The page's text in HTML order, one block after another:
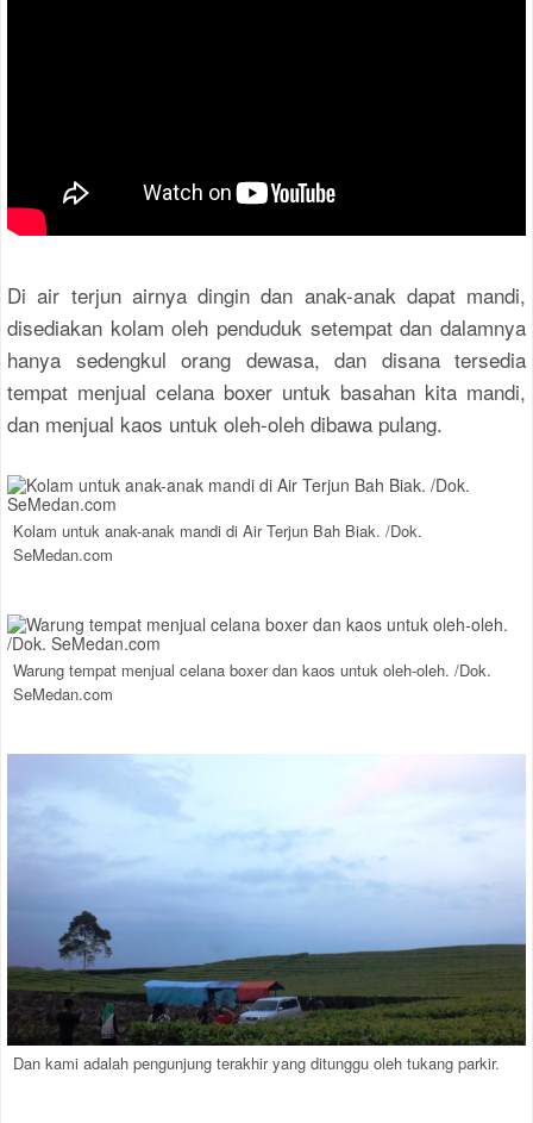
Di air terjun airnya dingin dan anak-anak dapat mandi,
disediakan kolam oleh penduduk setempat dan dalamnya
hanya sedengkul orang dewasa, dan disana tersedia
tempat menjual celana boxer untuk basahan kita mandi,
dan menjual kaos untuk oleh-oleh dibawa pulang.
Kolam untuk anak-anak mandi di Air Terjun Bah Biak. /Dok.
SeMedan.com
Warung tempat menjual celana boxer dan kaos untuk oleh-oleh. /Dok.
SeMedan.com
Dan kami adalah pengunjung terakhir yang ditunggu oleh tukang parkir.